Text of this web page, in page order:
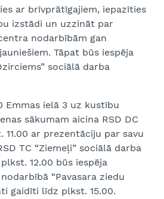
ar brīvprātīgajiem, iepazīties
izstādi un uzzināt par
nodarbībām gan
Tāpat būs iespēja
sociālā darba
Emmas ielā 3 uz kustību
sākumam aicina RSD DC
11.00 ar prezentāciju par savu
TC “Ziemeļi” sociālā darba
12.00 būs iespēja
“Pavasara ziedu
gaidīti līdz plkst. 15.00.